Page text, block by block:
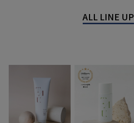
ALL LINE UP